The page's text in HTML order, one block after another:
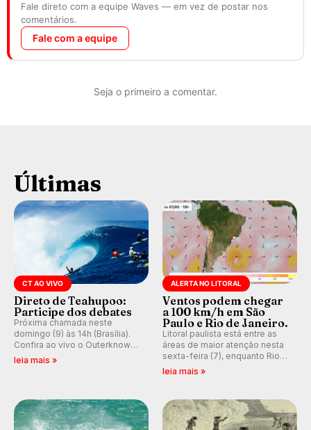
Fale direto com a equipe Waves — em vez de postar nos
comentários.
Fale com a equipe
Seja o primeiro a comentar.
Últimas
CT AO VIVO
Direto de Teahupoo:
Participe dos debates
Próxima chamada neste
domingo (9) às 14h (Brasília).
Confira ao vivo o Outerknown
Tahiti Pro 2026 e participe dos
leia mais »
ALERTA NO LITORAL
Ventos podem chegar
a 100 km/h em São
Paulo e Rio de Janeiro.
Litoral paulista está entre as
áreas de maior atenção nesta
sexta-feira (7), enquanto Rio
de Janeiro também recebe
km/h em Itanhaém.
leia mais »